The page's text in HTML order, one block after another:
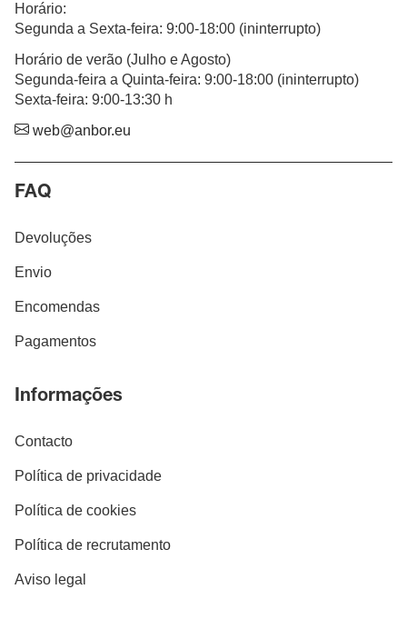
Horário:
Segunda a Sexta-feira: 9:00-18:00 (ininterrupto)
Horário de verão (Julho e Agosto)
Segunda-feira a Quinta-feira: 9:00-18:00 (ininterrupto)
Sexta-feira: 9:00-13:30 h
web@anbor.eu
FAQ
Devoluções
Envio
Encomendas
Pagamentos
Informações
Contacto
Política de privacidade
Política de cookies
Política de recrutamento
Aviso legal